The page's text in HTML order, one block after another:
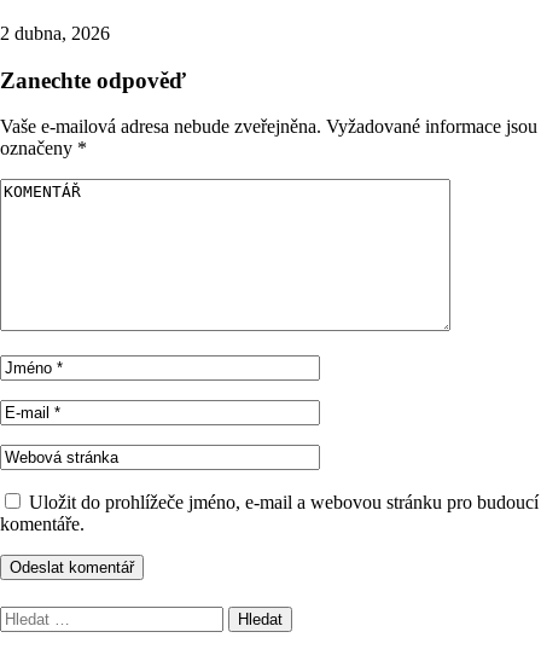
2 dubna, 2026
Zanechte odpověď
Vaše e-mailová adresa nebude zveřejněna. Vyžadované informace jsou
označeny *
Uložit do prohlížeče jméno, e-mail a webovou stránku pro budoucí
komentáře.
Vyhledávání